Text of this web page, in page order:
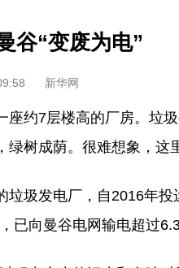
谷“变废为电”
新华网
约7层楼高的厂房。垃
树成荫。很难想象，这
圾发电厂，自2016年
已向曼谷电网输电超过